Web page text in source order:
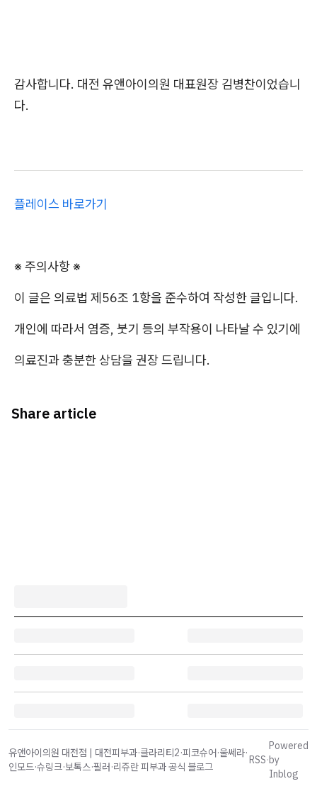
감사합니다. 대전 유앤아이의원 대표원장 김병찬이었습니
다.
플레이스 바로가기
※ 주의사항※
이 글은 의료법 제56조 1항을 준수하여 작성한 글입니다.
개인에 따라서 염증, 붓기 등의 부작용이 나타날 수 있기에
의료진과 충분한 상담을 권장 드립니다.
Share article
유앤아이의원 대전점 | 대전피부과·클라리티2·피코슈어·울쎄라·
인모드·슈링크·보톡스·필러·리쥬란 피부과 공식 블로그
RSS·
Powered
by
Inblog